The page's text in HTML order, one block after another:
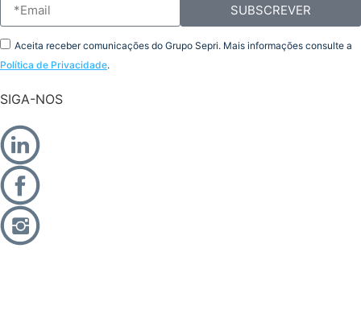
Aceita receber comunicações do Grupo Sepri. Mais informações consulte a
Política de Privacidade.
SUBSCREVER
SIGA-NOS